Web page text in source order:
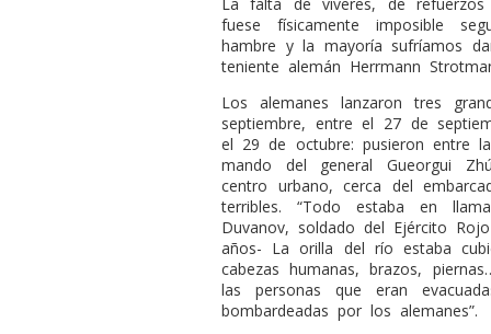
fuese físicamente imposible
hambre y la mayoría sufríamos
teniente alemán Herrmann
Los alemanes lanzaron tres
septiembre, entre el 27 de
el 29 de octubre: pusieron entre
mando del general Gueorgui
centro urbano, cerca del
terribles. “Todo estaba en
Duvanov, soldado del Ejército
años- La orilla del río estaba
cabezas humanas, brazos,
las personas que eran
bombardeadas por los alemanes”.